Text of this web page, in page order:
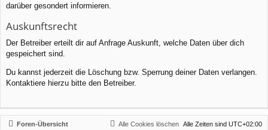
darüber gesondert informieren.
Auskunftsrecht
Der Betreiber erteilt dir auf Anfrage Auskunft, welche Daten über dich
gespeichert sind.
Du kannst jederzeit die Löschung bzw. Sperrung deiner Daten verlangen.
Kontaktiere hierzu bitte den Betreiber.
Foren-Übersicht Alle Zeiten sind UTC+02:00
Alle Cookies löschen